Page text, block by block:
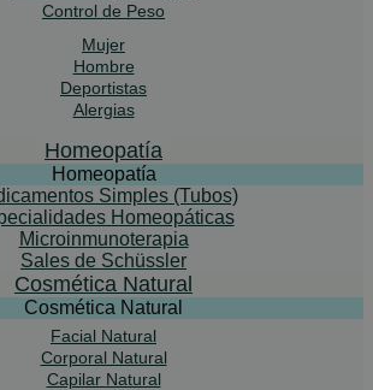
Control de Peso
Mujer
Hombre
Deportistas
Alergias
Homeopatía
Homeopatía
Simples (Tubos)
Homeopáticas
Microinmunoterapia
Sales de Schüssler
Cosmética Natural
Cosmética Natural
Facial Natural
Corporal Natural
Capilar Natural